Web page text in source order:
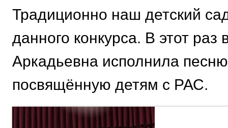
Традиционно наш детский
данного конкурса. В этот
Аркадьевна исполнила
посвящённую детям с РАС.